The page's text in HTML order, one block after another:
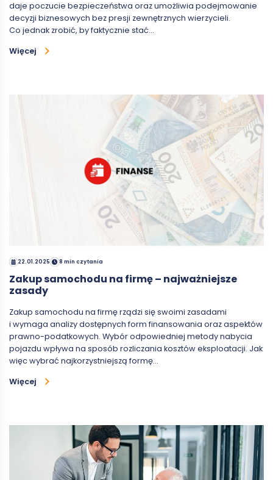
daje poczucie bezpieczeństwa oraz umożliwia podejmowanie
decyzji biznesowych bez presji zewnętrznych wierzycieli.
Co jednak zrobić, by faktycznie stać…
Więcej
22.01.2025 8 min czytania
Zakup samochodu na firmę – najważniejsze
zasady
Zakup samochodu na firmę rządzi się swoimi zasadami
i wymaga analizy dostępnych form finansowania oraz aspektów
prawno-podatkowych. Wybór odpowiedniej metody nabycia
pojazdu wpływa na sposób rozliczania kosztów eksploatacji. Jak
więc wybrać najkorzystniejszą formę…
Więcej